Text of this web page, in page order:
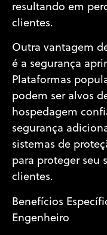
resultando em
clientes.
Outra vantagem
é a segurança
Plataformas
podem ser alvos
hospedagem
segurança
sistemas de
para proteger seu
clientes.
Benefícios
Engenheiro